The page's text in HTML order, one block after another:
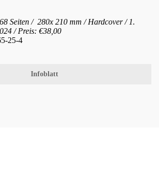
Seiten / 280x 210 mm / Hardcover / 1.
/ Preis: €38,00
25-4
Infoblatt